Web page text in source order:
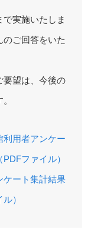
実施いたしま
のご回答をいた
要望は、今後の
利用者アンケー
ファイル）
ケート集計結果
）